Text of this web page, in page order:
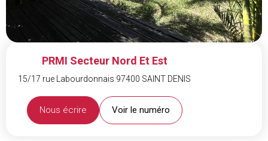
PRMI Secteur Nord Et Est
15/17 rue Labourdonnais 97400 SAINT DENIS
Nous écrire Voir le numéro